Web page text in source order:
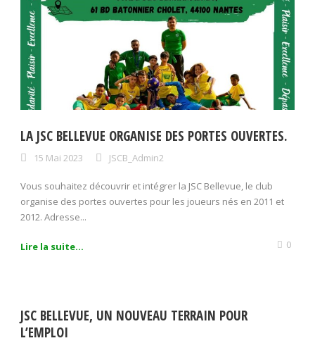
LA JSC BELLEVUE ORGANISE DES PORTES OUVERTES.
15 Mai 2023 JSCB_Admin2
Vous souhaitez découvrir et intégrer la JSC Bellevue, le club
organise des portes ouvertes pour les joueurs nés en 2011 et
2012. Adresse...
Lire la suite... 0
JSC BELLEVUE, UN NOUVEAU TERRAIN POUR
L’EMPLOI